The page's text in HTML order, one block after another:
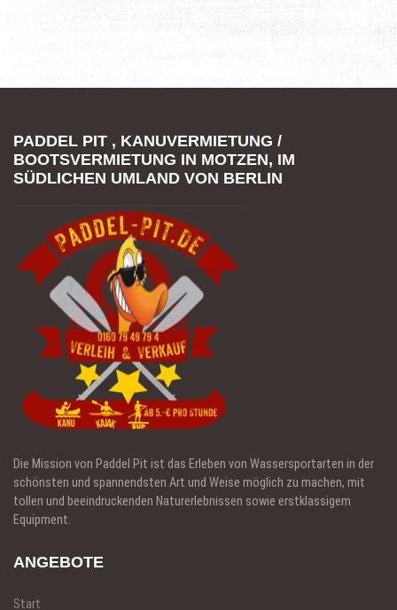
PADDEL PIT , KANUVERMIETUNG /
BOOTSVERMIETUNG IN MOTZEN, IM
SÜDLICHEN UMLAND VON BERLIN
Die Mission von Paddel Pit ist das Erleben von Wassersportarten in der
schönsten und spannendsten Art und Weise möglich zu machen, mit
tollen und beeindruckenden Naturerlebnissen sowie erstklassigem
Equipment.
ANGEBOTE
Start